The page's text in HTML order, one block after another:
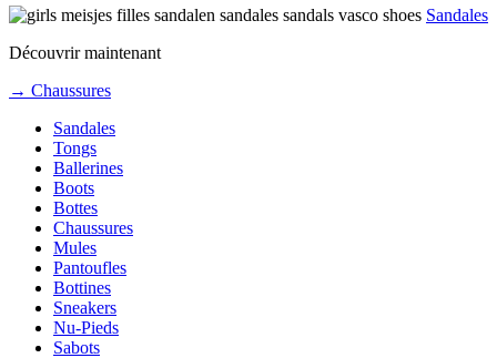
Sandales
Découvrir maintenant
→ Chaussures
Sandales
Tongs
Ballerines
Boots
Bottes
Chaussures
Mules
Pantoufles
Bottines
Sneakers
Nu-Pieds
Sabots